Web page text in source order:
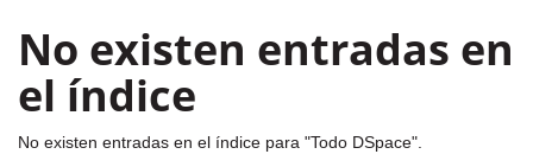
No existen entradas en
el índice
No existen entradas en el índice para "Todo DSpace".